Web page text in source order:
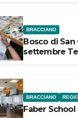
BRACCIANO
Bosco di San
settembre
BRACCIANO
Faber